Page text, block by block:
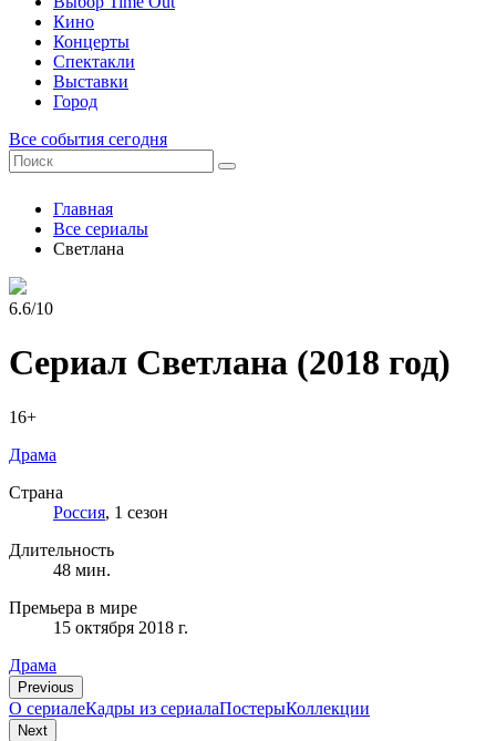
Кино
Концерты
Спектакли
Выставки
Город
Все события сегодня
Главная
Все сериалы
Светлана
6.6/10
Сериал Светлана (2018 год)
16+
Драма
Страна
Россия, 1 сезон
Длительность
48 мин.
Премьера в мире
15 октября 2018 г.
Драма
Previous
О сериалеКадры из сериалaПостерыКоллекции
Next